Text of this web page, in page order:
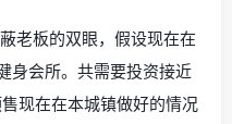
老板的双眼，假设现在在
身会所。共需要投资接近
现在在本城镇做好的情况